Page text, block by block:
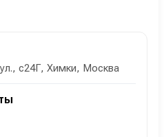
с24Г, Химки, Москва